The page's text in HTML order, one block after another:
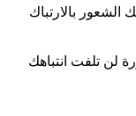
الشعور بالارتباك
15 صورة لن تلفت انتباهك